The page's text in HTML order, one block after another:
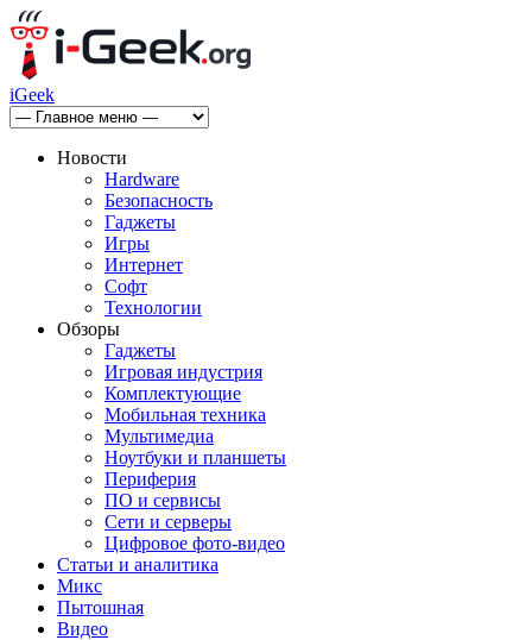
iGeek
Новости
Hardware
Безопасность
Гаджеты
Игры
Интернет
Софт
Технологии
Обзоры
Гаджеты
Игровая индустрия
Комплектующие
Мобильная техника
Мультимедиа
Ноутбуки и планшеты
Периферия
ПО и сервисы
Сети и серверы
Цифровое фото-видео
Статьи и аналитика
Микс
Пытошная
Видео